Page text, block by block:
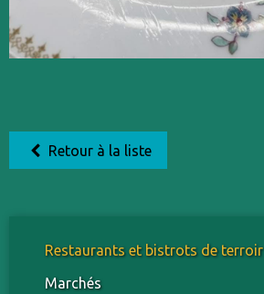
Retour à la liste
Restaurants et bistrots de terroir
Marchés